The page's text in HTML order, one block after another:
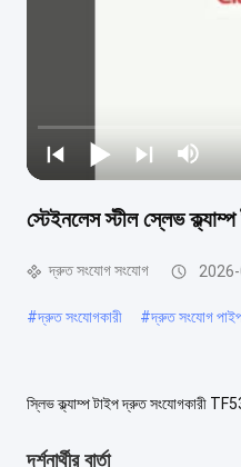
স্টেইনলেস স্টীল স্লেভ
দ্রুত সংযোগ সংযোগ
#দ্রুত সংযোগকারী #দ্রুত সংযোগ পাইপ
স্লিভ ক্ল্যাম্প টাইপ দ্রুত সংযোগকারী
দর্শনার্থীর বার্তা